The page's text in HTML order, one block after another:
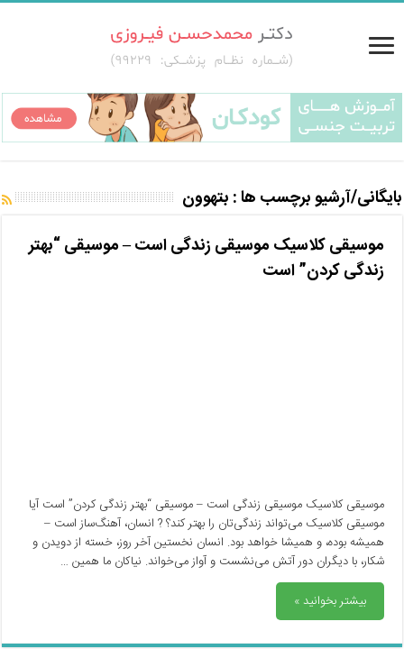
بایگانی/آرشیو برچسب ها : بتهوون
موسیقی کلاسیک موسیقی زندگی است – موسیقی “بهتر
زندگی کردن” است
موسیقی کلاسیک موسیقی زندگی است – موسیقی “بهتر زندگی کردن” است آیا
موسیقی کلاسیک می‌تواند زندگی‌تان را بهتر کند؟ ? انسان، آهنگ‌ساز است –
همیشه بوده، و همیشا خواهد بود. انسان نخستین آخر روز، خسته از دویدن و
شکار، با دیگران دور آتش می‌نشست و آواز می‌خواند. نیاکان ما همین …
بیشتر بخوانید »